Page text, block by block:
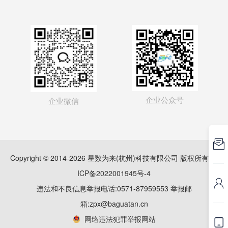
企业微信 企业公众号
Copyright © 2014-2026 星数为来(杭州)科技有限公司 版权所有
ICP备2022001945号-4
违法和不良信息举报电话:0571-87959553 举报邮
箱:zpx@baguatan.cn
网络违法犯罪举报网站


